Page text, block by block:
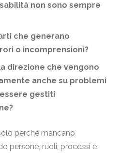
non sono sempre
che generano
o incomprensioni?
direzione che vengono
anche su problemi
gestiti
perché mancano
persone, ruoli, processi e